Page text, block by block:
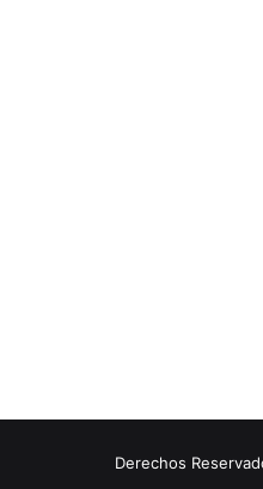
Derechos